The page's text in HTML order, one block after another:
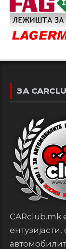
ЗА
CARclub.mk